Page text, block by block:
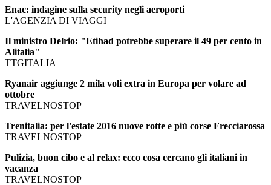
Enac: indagine sulla security negli aeroporti
L'AGENZIA DI VIAGGI
Il ministro Delrio: "Etihad potrebbe superare il 49 per cento in
Alitalia"
TTGITALIA
Ryanair aggiunge 2 mila voli extra in Europa per volare ad
ottobre
TRAVELNOSTOP
Trenitalia: per l'estate 2016 nuove rotte e più corse Frecciarossa
TRAVELNOSTOP
Pulizia, buon cibo e al relax: ecco cosa cercano gli italiani in
vacanza
TRAVELNOSTOP